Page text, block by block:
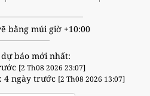
bằng múi giờ +10:00
báo mới nhất:
[2 Th08 2026 23:07]
: 4 ngày trước [2 Th08 2026 13:07]